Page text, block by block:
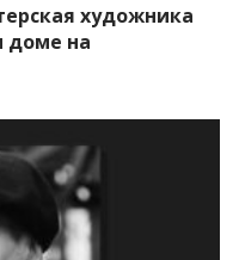
художника
доме на